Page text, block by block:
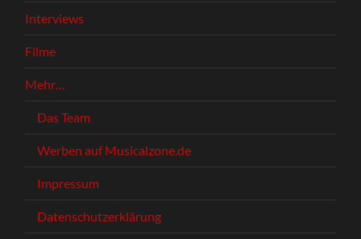
Interviews
Filme
Mehr…
Das Team
Werben auf Musicalzone.de
Impressum
Datenschutzerklärung